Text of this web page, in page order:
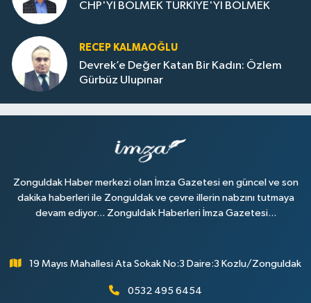
CHP'Yİ BÖLMEK TÜRKİYE'Yİ BÖLMEK
RECEP KALMAOĞLU
Devrek’e Değer Katan Bir Kadın: Özlem
Gürbüz Ulupınar
Zonguldak Haber merkezi olan İmza Gazetesi en güncel ve son
dakika haberleri ile Zonguldak ve çevre illerin nabzını tutmaya
devam ediyor... Zonguldak Haberleri İmza Gazetesi...
19 Mayıs Mahallesi Ata Sokak No:3 Daire:3 Kozlu/Zonguldak
0532 495 6454